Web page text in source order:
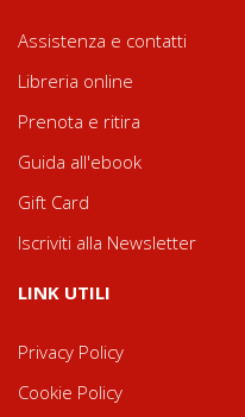
Assistenza e contatti
Libreria online
Prenota e ritira
Guida all'ebook
Gift Card
Iscriviti alla Newsletter
LINK UTILI
Privacy Policy
Cookie Policy